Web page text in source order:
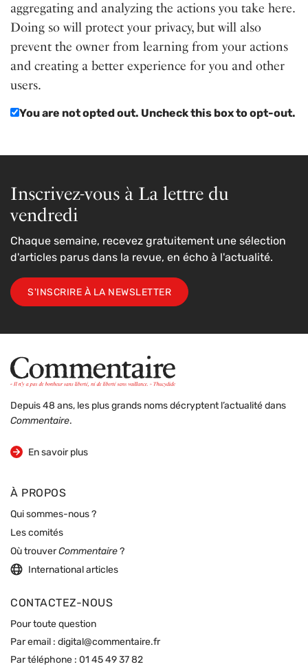
aggregating and analyzing the actions you take here.
Doing so will protect your privacy, but will also
prevent the owner from learning from your actions
and creating a better experience for you and other
users.
You are not opted out. Uncheck this box to opt-out.
Inscrivez-vous à La lettre du
vendredi
Chaque semaine, recevez gratuitement une sélection
d'articles parus dans la revue, en écho à l'actualité.
S'INSCRIRE À LA NEWSLETTER
Depuis 48 ans, les plus grands noms décryptent l’actualité dans
Commentaire.
En savoir plus
sur la revue
À PROPOS
Qui sommes-nous ?
Les comités
Où trouverCommentaire ?
International articles
CONTACTEZ-NOUS
Pour toute question
Par email : digital@commentaire.fr
Par téléphone : 01 45 49 37 82